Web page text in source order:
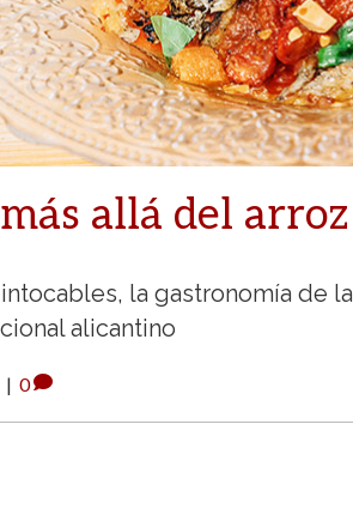
allá del arroz
la gastronomía de
alicantino
| 0